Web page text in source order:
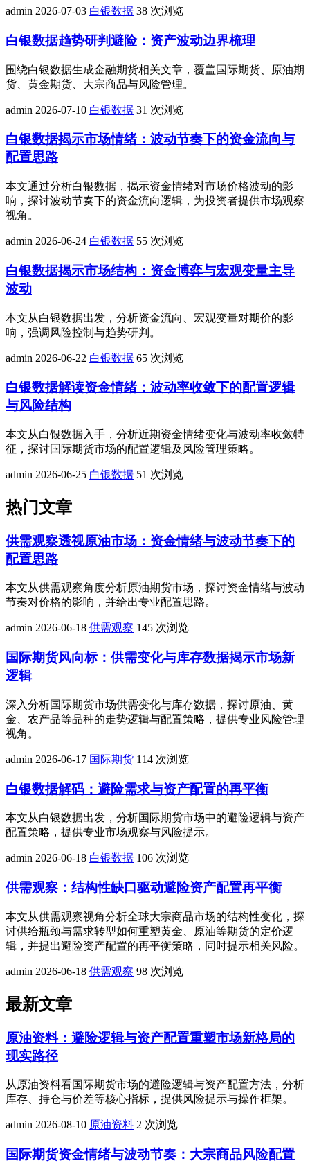
admin 2026-07-03 白银数据 38 次浏览
白银数据趋势研判避险：资产波动边界梳理
围绕白银数据生成金融期货相关文章，覆盖国际期货、原油期
货、黄金期货、大宗商品与风险管理。
admin 2026-07-10 白银数据 31 次浏览
白银数据揭示市场情绪：波动节奏下的资金流向与
配置思路
本文通过分析白银数据，揭示资金情绪对市场价格波动的影
响，探讨波动节奏下的资金流向逻辑，为投资者提供市场观察
视角。
admin 2026-06-24 白银数据 55 次浏览
白银数据揭示市场结构：资金博弈与宏观变量主导
波动
本文从白银数据出发，分析资金流向、宏观变量对期价的影
响，强调风险控制与趋势研判。
admin 2026-06-22 白银数据 65 次浏览
白银数据解读资金情绪：波动率收敛下的配置逻辑
与风险结构
本文从白银数据入手，分析近期资金情绪变化与波动率收敛特
征，探讨国际期货市场的配置逻辑及风险管理策略。
admin 2026-06-25 白银数据 51 次浏览
热门文章
供需观察透视原油市场：资金情绪与波动节奏下的
配置思路
本文从供需观察角度分析原油期货市场，探讨资金情绪与波动
节奏对价格的影响，并给出专业配置思路。
admin 2026-06-18 供需观察 145 次浏览
国际期货风向标：供需变化与库存数据揭示市场新
逻辑
深入分析国际期货市场供需变化与库存数据，探讨原油、黄
金、农产品等品种的走势逻辑与配置策略，提供专业风险管理
视角。
admin 2026-06-17 国际期货 114 次浏览
白银数据解码：避险需求与资产配置的再平衡
本文从白银数据出发，分析国际期货市场中的避险逻辑与资产
配置策略，提供专业市场观察与风险提示。
admin 2026-06-18 白银数据 106 次浏览
供需观察：结构性缺口驱动避险资产配置再平衡
本文从供需观察视角分析全球大宗商品市场的结构性变化，探
讨供给瓶颈与需求转型如何重塑黄金、原油等期货的定价逻
辑，并提出避险资产配置的再平衡策略，同时提示相关风险。
admin 2026-06-18 供需观察 98 次浏览
最新文章
原油资料：避险逻辑与资产配置重塑市场新格局的
现实路径
从原油资料看国际期货市场的避险逻辑与资产配置方法，分析
库存、持仓与价差等核心指标，提供风险提示与操作框架。
admin 2026-08-10 原油资料 2 次浏览
国际期货资金情绪与波动节奏：大宗商品风险配置